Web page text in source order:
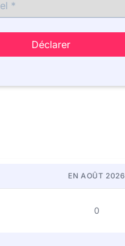
Déclarer
EN AOÛT 2026
0